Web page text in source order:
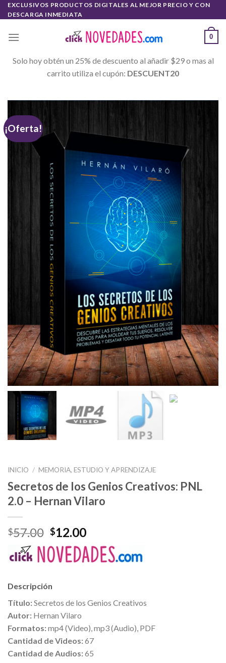
Skip
to
EXCLUSIVOS PRODUCTOS DIGITALES AL MEJOR PRECIO Y CON
DESCARGA INMEDIATA
0
Solo hoy obtén un 25% de descuento al añadir $29 o mas al
carrito utiliza el cupón: DESCUENT20
¡Oferta!
INICIO / MEMORIA, ESTUDIO Y APRENDIZAJE
Secretos de los Genios Creativos: PNL
2.0 – Hernan Vilaro
$57.00 $12.00
Descripción
Título:Secretos de los Genios Creativos
Autor: Hernan Vilaro
Formatos:mp4 (Video), mp3 (Audio), PDF
Cantidad de Videos:67
Cantidad de Audios:65